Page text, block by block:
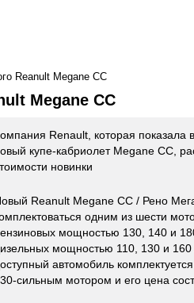
Reanult Megane CC
Megane CC
Renault, которая показала
купе-кабриолет Megane CC,
новинки
Reanult Megane CC / Рено
одним из шести
мощностью 130, 140 и
мощностью 110, 130 и
автомобиль
сильным мотором и его цена